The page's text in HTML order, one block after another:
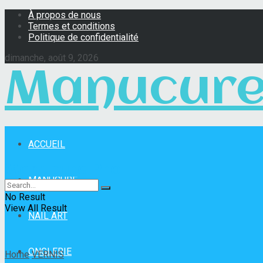
À propos de nous
Termes et conditions
Politique de confidentialité
dimanche, août 9, 2026
ACCUEIL
MANUCURE
NAIL ART
ONGLERIE
No Result
View All Result
Home VERNIS